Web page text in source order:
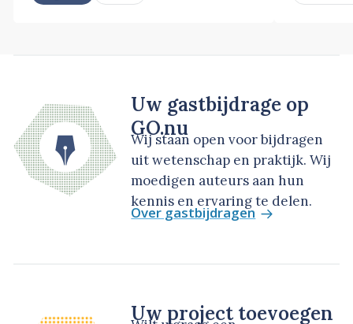
Uw gastbijdrage op
GO.nu
Wij staan open voor bijdragen
uit wetenschap en praktijk. Wij
moedigen auteurs aan hun
kennis en ervaring te delen.
Over gastbijdragen
Uw project toevoegen